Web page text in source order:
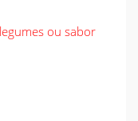
ou sabor